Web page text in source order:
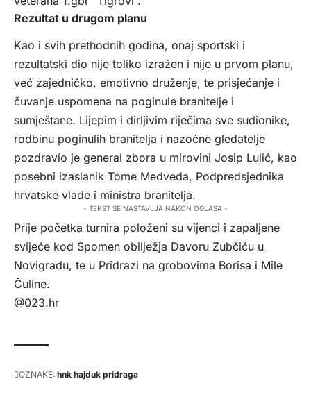
Rezultat u drugom planu
Kao i svih prethodnih godina, onaj sportski i
rezultatski dio nije toliko izražen i nije u prvom planu,
već zajedničko, emotivno druženje, te prisjećanje i
čuvanje uspomena na poginule branitelje i
sumještane. Lijepim i dirljivim riječima sve sudionike,
rodbinu poginulih branitelja i nazočne gledatelje
pozdravio je general zbora u mirovini Josip Lulić, kao
posebni izaslanik Tome Medveda, Podpredsjednika
hrvatske vlade i ministra branitelja.
- TEKST SE NASTAVLJA NAKON OGLASA -
Prije početka turnira položeni su vijenci i zapaljene
svijeće kod Spomen obilježja Davoru Zubčiću u
Novigradu, te u Pridrazi na grobovima Borisa i Mile
Čuline.
@023.hr
OZNAKE: hnk hajduk pridraga